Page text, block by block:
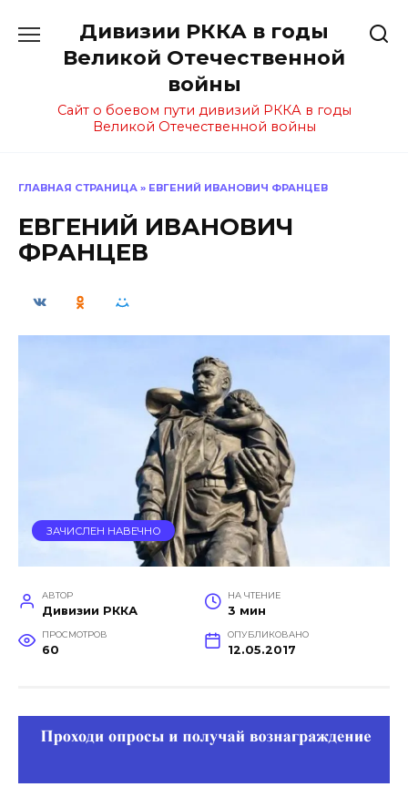
содержанию
Дивизии РККА в годы
Великой Отечественной
войны
Сайт о боевом пути дивизий РККА в годы
Великой Отечественной войны
ГЛАВНАЯ СТРАНИЦА » ЕВГЕНИЙ ИВАНОВИЧ ФРАНЦЕВ
ЕВГЕНИЙ ИВАНОВИЧ
ФРАНЦЕВ
ЗАЧИСЛЕН НАВЕЧНО
АВТОР
Дивизии РККА
НА ЧТЕНИЕ
3 мин
ПРОСМОТРОВ
60
ОПУБЛИКОВАНО
12.05.2017